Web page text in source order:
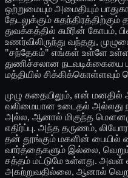
ஒற்றுமையும் அமைதியும்
தேடலுக்கும் சுதந்திரத்திற்கும்
துவக்கத்தில் சுமீரின் கோபம்,
உணர்விலிருந்து வந்தது,
"சந்தேகம்" எங்கள் உள்ளே
துணிச்சலான நடவடிக்கையை
மத்தியில் சிக்கிக்கொள்ளவும்
முழு கதையிலும், என் மனதில்
வலிமையான உடைதல்
அல்ல, ஆனால் மிகுந்த
எதிர்ப்பு. அந்த தருணம்,
தன் தூங்கும் மகளின் பையில்
வார்த்தைகளும் இல்லை,
சத்தம் மட்டுமே உள்ளது. அவள்
அகற்றுவதில்லை, ஆனால்